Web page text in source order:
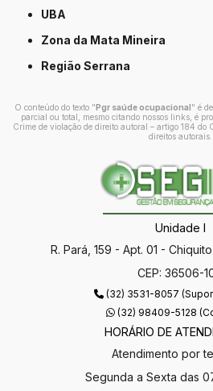
UBA
Zona da Mata Mineira
Região Serrana
O conteúdo do texto "Pgr saúde ocupacional" é
parcial ou total, mesmo citando nossos links, é
Crime de violação de direito autoral – artigo 184 do
direitos autorais.
Unidade I
R. Pará, 159 - Apt. 01 -
CEP: 36506-
(32) 3531-8057
(32) 98409-5128
HORÁRIO DE
Atendimento por
Segunda a Sexta das